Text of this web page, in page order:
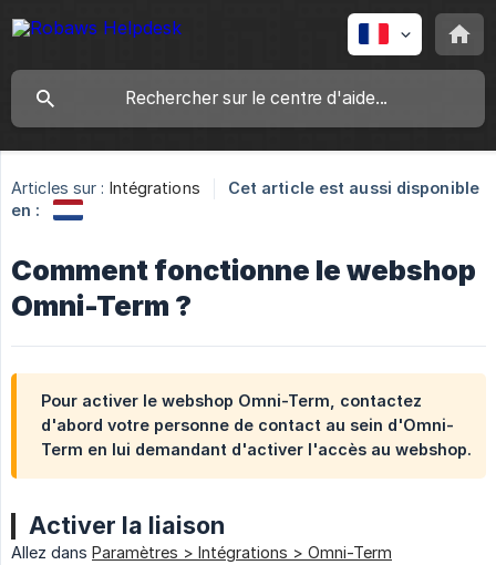
Articles sur : Intégrations
Cet article est aussi disponible
en :
Comment fonctionne le webshop
Omni-Term ?
Pour activer le webshop Omni-Term, contactez
d'abord votre personne de contact au sein d'Omni-
Term en lui demandant d'activer l'accès au webshop.
Activer la liaison
Allez dans Paramètres > Intégrations > Omni-Term